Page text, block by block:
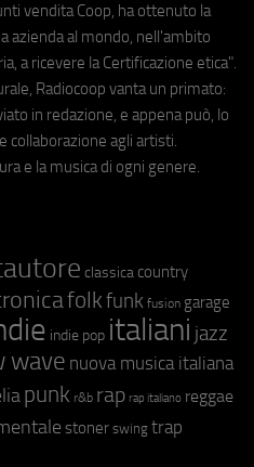
vendita Coop, ha ottenuto la
azienda al mondo, nell'ambito
a ricevere la Certificazione etica".
Radiocoop vanta un primato:
in redazione, e appena può, lo
collaborazione agli artisti.
e la musica di ogni genere.
classica country
folkfunk fusion garage
indie pop italiani jazz
wave nuova musica italiana
punk r&b rap rap italiano reggae
stoner swing trap